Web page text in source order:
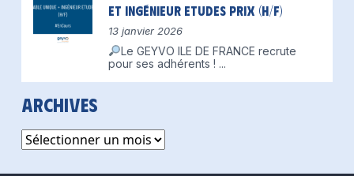
et Ingénieur Etudes Prix (H/F)
13 janvier 2026
Le GEYVO ILE DE FRANCE recrute
pour ses adhérents ! ...
Archives
Archives